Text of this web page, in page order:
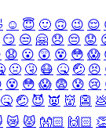
☺️ 😇 🙂 🙃 😉 😌
😏 😒 🤗 😞 😔 😟
😧 😮 😲 😵 😳 😱
🤢 🤧 😷 🤒 🤕 😣
😵 😳 😱 😨 😰 😢
🤒 🤕 😈 👿 👹 👺 💩
😿 😾 👐🏻 🙌🏻